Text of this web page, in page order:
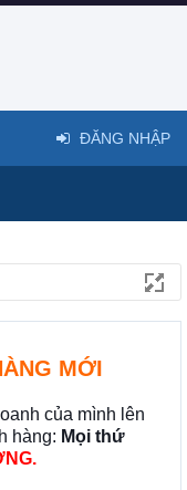
MỚI
của mình lên
hàng: Mọi thứ
ĐĂNG NHẬP